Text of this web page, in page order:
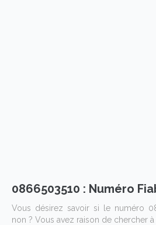
0866503510 : Numéro
Vous désirez savoir si le numéro
non ? Vous avez raison de chercher